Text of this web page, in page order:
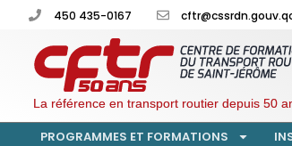
450 435-0167
La référence en transport routier depuis 50
PROGRAMMES ET FORMATIONS